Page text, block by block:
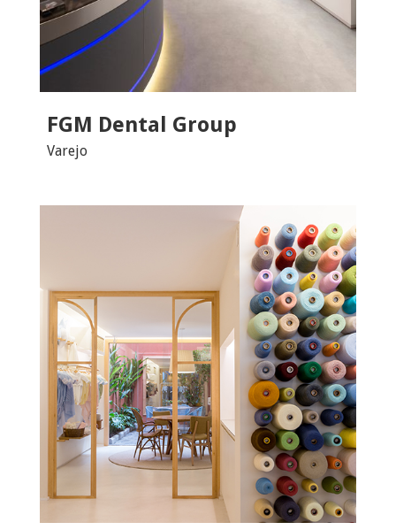
FGM Dental Group
Varejo